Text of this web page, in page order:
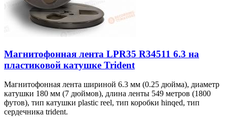
Магнитофонная лента LPR35 R34511 6.3 на
пластиковой катушке Trident
Магнитофонная лента шириной 6.3 мм (0.25 дюйма), диаметр
катушки 180 мм (7 дюймов), длина ленты 549 метров (1800
футов), тип катушки plastic reel, тип коробки hinqed, тип
сердечника trident.